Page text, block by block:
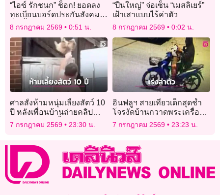
“ไอซ์ รักชนก” ช็อก! ยอดลง
ทะเบียนบอร์ดประกันสังคม
ต่ำเตี้ย น้อยกว่ายอดไลก์คลิป
ที่นอนสีชมพู!
8 กรกฎาคม 2569 0:51 น.
“ปืนใหญ่” จ่อเซ็น “เมสลิเยร์”
เฝ้าเสาแบบไร้ค่าตัว
8 กรกฎาคม 2569 0:02 น.
ศาลสั่งห้ามหนุ่มเลี้ยงสัตว์ 10
ปี หลังเพื่อนบ้านถ่ายคลิป
ประจานนาทีเหี้ยม จับสุนัข
ผอมโซโยนข้ามรั้ว
7 กรกฎาคม 2569 23:30 น.
อินฟลูฯ สายเที่ยวเด็กสุดช้ำ
โจรงัดบ้านกวาดพระเครื่อง
มรดกกว่า 5 แสน วอนตำรวจ
เร่งล่าตัว
7 กรกฎาคม 2569 23:23 น.